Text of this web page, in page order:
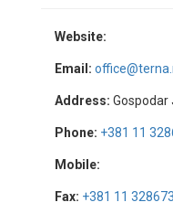
Website:
Email:
Address: Gospodar
Phone: +381 11
Mobile:
Fax: +381 11